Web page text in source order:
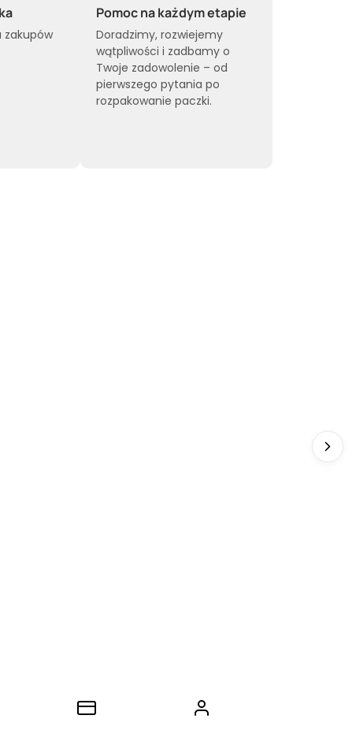
zakupów
Pomoc na każdym etapie
Doradzimy, rozwiejemy
wątpliwości i zadbamy o
Twoje zadowolenie – od
pierwszego pytania po
rozpakowanie paczki.